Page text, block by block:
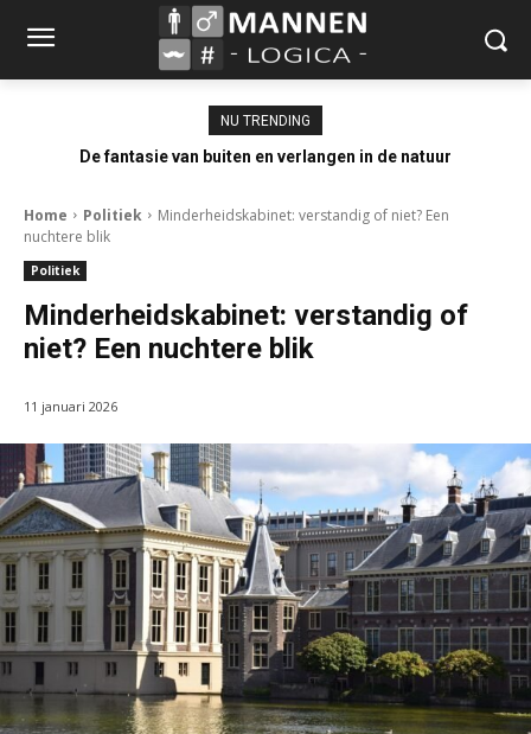
NU TRENDING
De fantasie van buiten en verlangen in de natuur
Home Politiek
Minderheidskabinet: verstandig of niet? Een
nuchtere blik
Politiek
Minderheidskabinet: verstandig of
niet? Een nuchtere blik
11 januari 2026